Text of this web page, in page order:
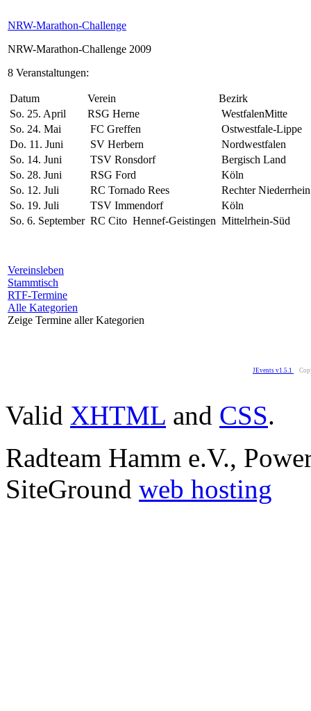
NRW-Marathon-Challenge
NRW-Marathon-Challenge 2009
8 Veranstaltungen:
Datum Verein
Bezirk
So. 25. April
RSG Herne
WestfalenMitte
So. 24. Mai
FC Greffen
Ostwestfale-Lippe
Do. 11. Juni
SV Herbern
Nordwestfalen
So. 14. Juni
TSV Ronsdorf
Bergisch Land
So. 28. Juni
RSG Ford
Köln
So. 12. Juli
RC Tornado Rees
Rechter Niederrhein
So. 19. Juli
TSV Immendorf
Köln
So. 6. September RC Cito Hennef-Geistingen Mittelrhein-Süd
Vereinsleben
Stammtisch
RTF-Termine
Alle Kategorien
Zeige Termine aller Kategorien
JEvents v1.5.1
Valid XHTML and CSS.
Radteam Hamm e.V.,
SiteGround web hosting